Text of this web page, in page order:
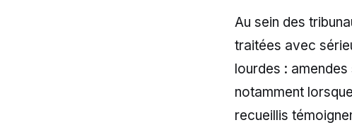
Au sein des
traitées avec
lourdes :
notamment
recueillis